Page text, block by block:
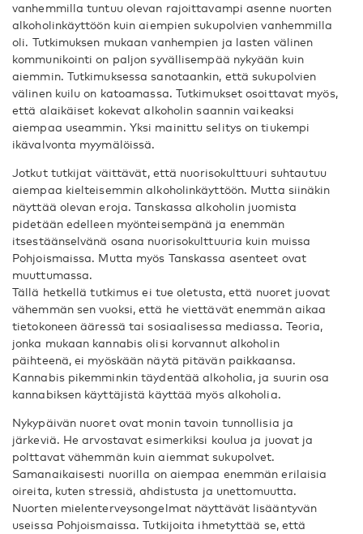
vanhemmilla tuntuu olevan rajoittavampi asenne nuorten
alkoholinkäyttöön kuin aiempien sukupolvien vanhemmilla
oli. Tutkimuksen mukaan vanhempien ja lasten välinen
kommunikointi on paljon syvällisempää nykyään kuin
aiemmin. Tutkimuksessa sanotaankin, että sukupolvien
välinen kuilu on katoamassa. Tutkimukset osoittavat myös,
että alaikäiset kokevat alkoholin saannin vaikeaksi
aiempaa useammin. Yksi mainittu selitys on tiukempi
ikävalvonta myymälöissä.
Jotkut tutkijat väittävät, että nuorisokulttuuri suhtautuu
aiempaa kielteisemmin alkoholinkäyttöön. Mutta siinäkin
näyttää olevan eroja. Tanskassa alkoholin juomista
pidetään edelleen myönteisempänä ja enemmän
itsestäänselvänä osana nuorisokulttuuria kuin muissa
Pohjoismaissa. Mutta myös Tanskassa asenteet ovat
muuttumassa.
Tällä hetkellä tutkimus ei tue oletusta, että nuoret juovat
vähemmän sen vuoksi, että he viettävät enemmän aikaa
tietokoneen ääressä tai sosiaalisessa mediassa. Teoria,
jonka mukaan kannabis olisi korvannut alkoholin
päihteenä, ei myöskään näytä pitävän paikkaansa.
Kannabis pikemminkin täydentää alkoholia, ja suurin osa
kannabiksen käyttäjistä käyttää myös alkoholia.
Nykypäivän nuoret ovat monin tavoin tunnollisia ja
järkeviä. He arvostavat esimerkiksi koulua ja juovat ja
polttavat vähemmän kuin aiemmat sukupolvet.
Samanaikaisesti nuorilla on aiempaa enemmän erilaisia
oireita, kuten stressiä, ahdistusta ja unettomuutta.
Nuorten mielenterveysongelmat näyttävät lisääntyvän
useissa Pohjoismaissa. Tutkijoita ihmetyttää se, että